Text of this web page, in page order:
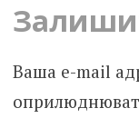
Ваша e-mail